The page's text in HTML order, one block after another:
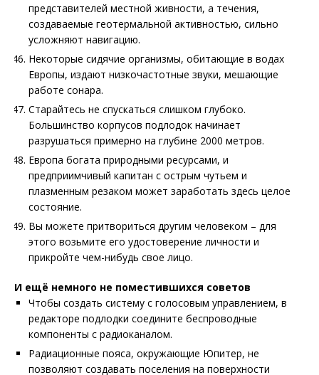
представителей местной живности, а течения,
создаваемые геотермальной активностью, сильно
усложняют навигацию.
Некоторые сидячие организмы, обитающие в водах
Европы, издают низкочастотные звуки, мешающие
работе сонара.
Старайтесь не спускаться слишком глубоко.
Большинство корпусов подлодок начинает
разрушаться примерно на глубине 2000 метров.
Европа богата природными ресурсами, и
предприимчивый капитан с острым чутьем и
плазменным резаком может заработать здесь целое
состояние.
Вы можете притвориться другим человеком – для
этого возьмите его удостоверение личности и
прикройте чем-нибудь свое лицо.
И ещё немного не поместившихся советов
Чтобы создать систему с голосовым управлением, в
редакторе подлодки соедините беспроводные
компоненты с радиоканалом.
Радиационные пояса, окружающие Юпитер, не
позволяют создавать поселения на поверхности